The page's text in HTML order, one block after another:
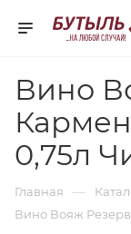
Вино
0,75л
Главная —
Вино Вояж